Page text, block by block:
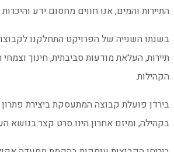
התיירות והמים, אנו חווים מחסום ידע
בשנתו השנייה של הפרויקט התחלקנו
תיירות, העלאת מודעות סביבתית, חינוך
הקהילות.
בירדן פועלת קבוצה המתעסקת ביצירת
בקהילה, ומיזם אחרון הינו סרט קצר בנושא